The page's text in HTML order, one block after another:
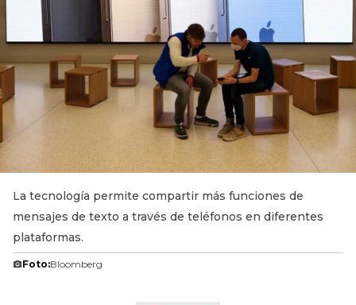
La tecnología permite compartir más funciones de
mensajes de texto a través de teléfonos en diferentes
plataformas.
Foto:Bloomberg